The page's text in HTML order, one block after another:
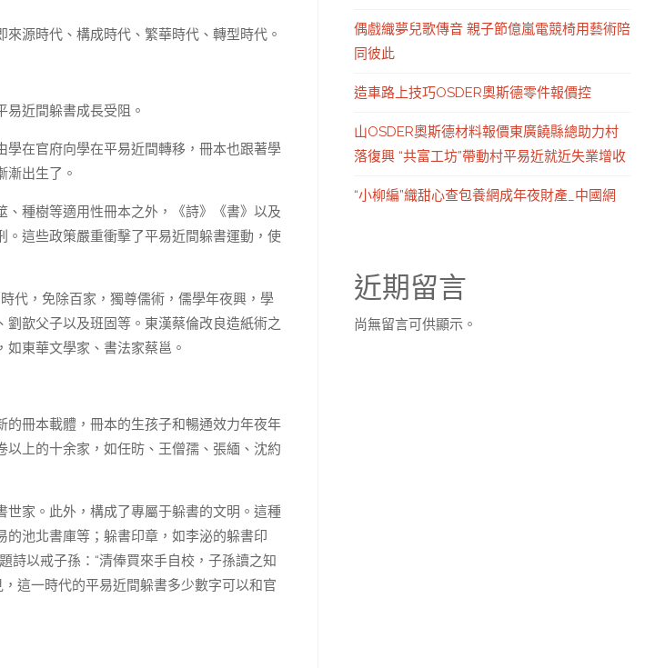
源時代、構成時代、繁華時代、轉型時代。
近間躲書成長受阻。
在官府向學在平易近間轉移，冊本也跟著學
漸出生了。
種樹等適用性冊本之外，《詩》《書》以及
這些政策嚴重衝擊了平易近間躲書運動，使
代，免除百家，獨尊儒術，儒學年夜興，學
歆父子以及班固等。東漢蔡倫改良造紙術之
東華文學家、書法家蔡邕。
冊本載體，冊本的生孩子和暢通效力年夜年
上的十余家，如任昉、王僧孺、張緬、沈約
家。此外，構成了專屬于躲書的文明。這種
池北書庫等；躲書印章，如李泌的躲書印
詩以戒子孫：“清俸買來手自校，子孫讀之知
這一時代的平易近間躲書多少數字可以和官
偶戲織夢兒歌傳音 親子節億嵐電競椅用藝術陪
同彼此
造車路上技巧OSDER奧斯德零件報價控
山OSDER奧斯德材料報價東廣饒縣總助力村
落復興 “共富工坊”帶動村平易近就近失業增收
“小柳編”織甜心查包養網成年夜財產_中國網
近期留言
尚無留言可供顯示。